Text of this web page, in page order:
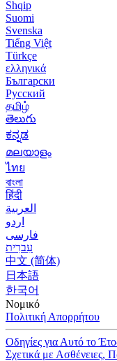
Shqip
Suomi
Svenska
Tiếng Việt
Türkçe
ελληνικά
Български
Русский
தமிழ்
తెలుగు
ಕನ್ನಡ
മലയാളം
ไทย
বাংলা
हिंदी
العربية
اردو
فارسی
עִברִית
中文 (简体)
日本語
한국어
Νομικό
Πολιτική Απορρήτου
Οδηγίες για Αυτό το
Σχετικά με Ασθένειες,